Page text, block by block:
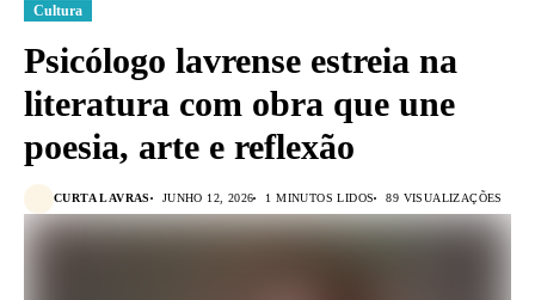
Cultura
Psicólogo lavrense estreia na
literatura com obra que une
poesia, arte e reflexão
CURTA LAVRAS JUNHO 12, 2026 1 MINUTOS LIDOS 89 VISUALIZAÇÕES